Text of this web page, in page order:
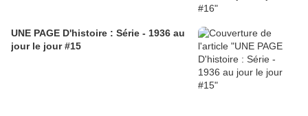
UNE PAGE D'histoire : Série - 1936 au
jour le jour #15